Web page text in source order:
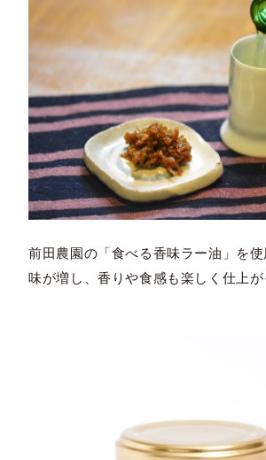
前田農園の「食べる香味ラー油」を
味が増し、香りや食感も楽しく仕上が